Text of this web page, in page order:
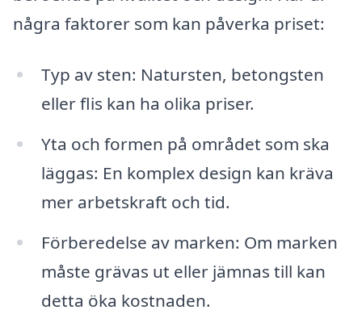
några faktorer som kan påverka priset:
Typ av sten: Natursten, betongsten
eller flis kan ha olika priser.
Yta och formen på området som ska
läggas: En komplex design kan kräva
mer arbetskraft och tid.
Förberedelse av marken: Om marken
måste grävas ut eller jämnas till kan
detta öka kostnaden.